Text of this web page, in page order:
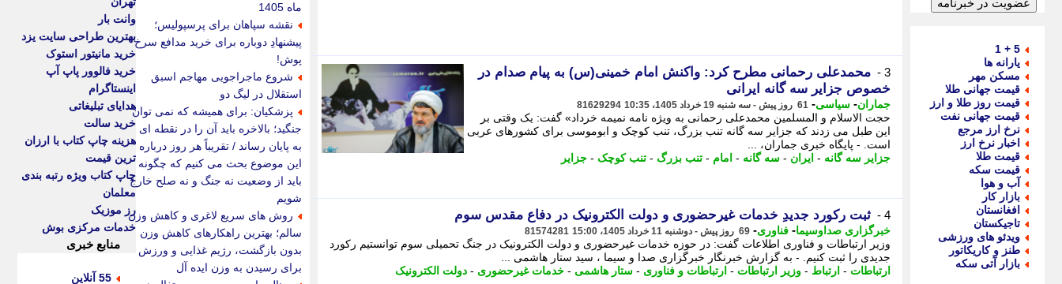
5 + 1
یارانه ها
مسکن مهر
قیمت جهانی طلا
قیمت روز طلا و ارز
قیمت جهانی نفت
نرخ ارز مرجع
اخبار نرخ ارز
قیمت طلا
قیمت سکه
آب و هوا
بازار کار
افغانستان
تاجیکستان
ویدئو های ورزشی
طنز و کاریکاتور
بازار آتی سکه
3 -
محمدعلی رحمانی مطرح کرد: واکنش امام خمینی(س) به پیام صدام در
خصوص جزایر سه گانه ایرانی
جماران- سیاسی- 61 روز پیش - سه شنبه 19 خرداد 1405، 10:35 81629294
حجت الاسلام و المسلمین محمدعلی رحمانی به ویژه نامه نمیمه خرداد» گفت: یک وقتی بر
این طبل می زدند که جزایر سه گانه تنب بزرگ، تنب کوچک و ابوموسی برای کشورهای عربی
است. - پایگاه خبری جماران، ...
جزایر سه گانه - ایران - سه گانه - امام - تنب بزرگ - تنب کوچک - جزایر
4 - ثبت رکورد جدیدِ خدمات غیرحضوری و دولت الکترونیک در دفاع مقدس سوم
خبرگزاری صداوسیما- فناوری- 69 روز پیش - دوشنبه 11 خرداد 1405، 15:00 81574281
وزیر ارتباطات و فناوری اطلاعات گفت: در حوزه خدمات غیرحضوری و دولت الکترونیک در جنگ تحمیلی سوم توانستیم رکورد
جدیدی را ثبت کنیم. - به گزارش خبرنگار خبرگزاری صدا و سیما ، سید ستار هاشمی ...
ارتباطات - ارتباط - وزیر ارتباطات - ارتباطات و فناوری - ستار هاشمی - خدمات غیرحضوری - دولت الکترونیک
ماه 1405
نقشه سپاهان برای پرسپولیس؛
پیشنهادِ دوباره برای خرید مدافع سرخ
پوش!
شروع ماجراجویی مهاجم اسبق
استقلال در لیگ دو
پزشکیان: برای همیشه که نمی توان
جنگید؛ بالاخره باید آن را در نقطه ای
به پایان رساند / تقریباً هر روز درباره
این موضوع بحث می کنیم که چگونه
باید از وضعیت نه جنگ و نه صلح خارج
شویم
روش های سریع لاغری و کاهش وزن
سالم؛ بهترین راهکارهای کاهش وزن
بدون بازگشت، رژیم غذایی و ورزش
برای رسیدن به وزن ایده آل
وانت بار
بهترین طراحی سایت یزد
خرید مانیتور استوک
خرید فالوور پاپ آپ
اینستاگرام
هدایای تبلیغاتی
خرید سالت
هزینه چاپ کتاب با ارزان
ترین قیمت
چاپ کتاب ویژه رتبه بندی
معلمان
رز موزیک
خدمات مرکزی بوش
منابع خبری
55 آنلاین